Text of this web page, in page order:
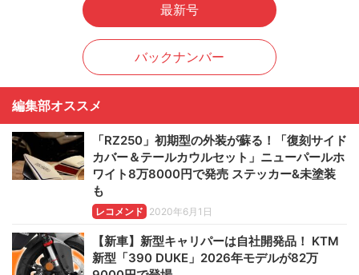
最新号
バックナンバー
編集部オススメ
「RZ250」初期型の外装が蘇る！「復刻サイド
カバー＆テールカウルセット」ニューパールホ
ワイト8万8000円で発売 ステッカー&未塗装
も
レコメンド 2020年6月1日
【新車】新型キャリパーは自社開発品！ KTM
新型「390 DUKE」2026年モデルが82万